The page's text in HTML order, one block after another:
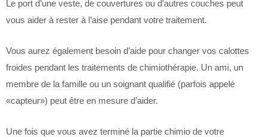
Le port d’une veste, de couvertures ou d’autres couches peut
vous aider à rester à l’aise pendant votre traitement.
Vous aurez également besoin d’aide pour changer vos calottes
froides pendant les traitements de chimiothérapie. Un ami, un
membre de la famille ou un soignant qualifié (parfois appelé
«capteur») peut être en mesure d’aider.
Une fois que vous avez terminé la partie chimio de votre